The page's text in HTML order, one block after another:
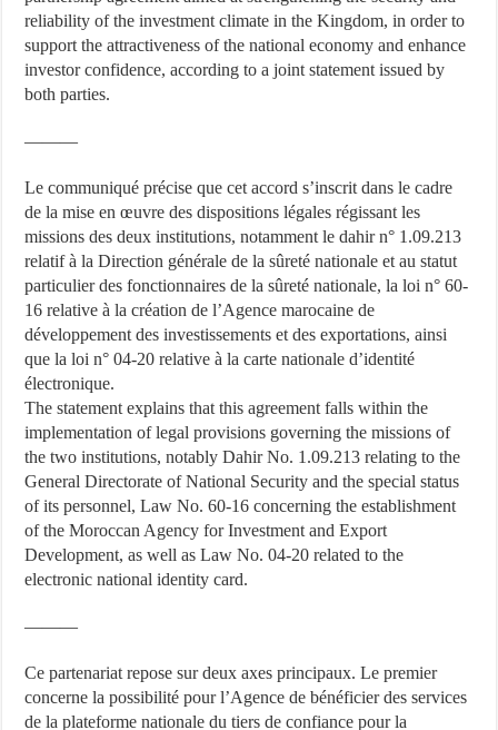
reliability of the investment climate in the Kingdom, in order to
support the attractiveness of the national economy and enhance
investor confidence, according to a joint statement issued by
both parties.
———
Le communiqué précise que cet accord s’inscrit dans le cadre
de la mise en œuvre des dispositions légales régissant les
missions des deux institutions, notamment le dahir n° 1.09.213
relatif à la Direction générale de la sûreté nationale et au statut
particulier des fonctionnaires de la sûreté nationale, la loi n° 60-
16 relative à la création de l’Agence marocaine de
développement des investissements et des exportations, ainsi
que la loi n° 04-20 relative à la carte nationale d’identité
électronique.
The statement explains that this agreement falls within the
implementation of legal provisions governing the missions of
the two institutions, notably Dahir No. 1.09.213 relating to the
General Directorate of National Security and the special status
of its personnel, Law No. 60-16 concerning the establishment
of the Moroccan Agency for Investment and Export
Development, as well as Law No. 04-20 related to the
electronic national identity card.
———
Ce partenariat repose sur deux axes principaux. Le premier
concerne la possibilité pour l’Agence de bénéficier des services
de la plateforme nationale du tiers de confiance pour la